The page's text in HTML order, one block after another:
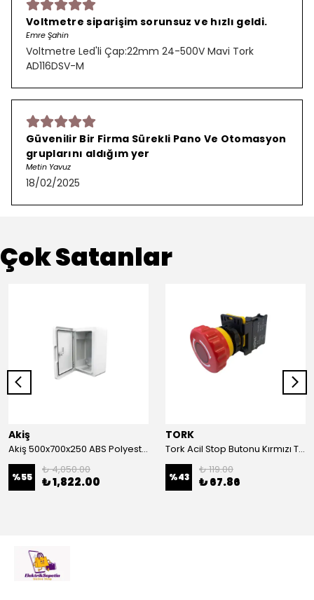
Voltmetre siparişim sorunsuz ve hızlı geldi.
Emre Şahin
Voltmetre Led'li Çap:22mm 24-500V Mavi Tork
AD116DSV-M
Güvenilir Bir Firma Sürekli Pano Ve Otomasyon
gruplarını aldığım yer
Metin Yavuz
18/02/2025
Çok Satanlar
Akiş
Akiş 500x700x250 ABS Polyester Pano | Duvar Pano | Plastik Elektrik Panosu
%55
₺ 4,050.00
₺ 1,822.00
TORK
Tork Acil Stop Butonu Kırmızı TRK-A3-01ZS Acil Durum Butonu | Kırmızı Mantar Tipi NC1
%43
₺ 119.00
₺ 67.86